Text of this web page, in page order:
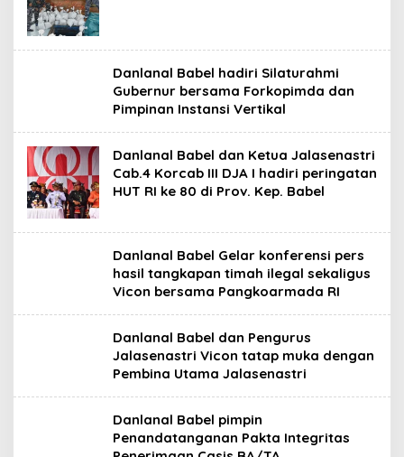
Danlanal Babel hadiri Silaturahmi
Gubernur bersama Forkopimda dan
Pimpinan Instansi Vertikal
Danlanal Babel dan Ketua Jalasenastri
Cab.4 Korcab III DJA I hadiri peringatan
HUT RI ke 80 di Prov. Kep. Babel
Danlanal Babel Gelar konferensi pers
hasil tangkapan timah ilegal sekaligus
Vicon bersama Pangkoarmada RI
Danlanal Babel dan Pengurus
Jalasenastri Vicon tatap muka dengan
Pembina Utama Jalasenastri
Danlanal Babel pimpin
Penandatanganan Pakta Integritas